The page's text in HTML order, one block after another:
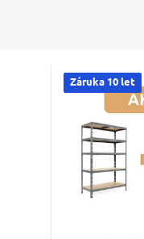
Záruka 10 let